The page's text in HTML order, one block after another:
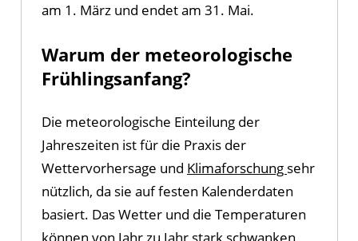
am 1. März und endet am 31. Mai.
Warum der meteorologische
Frühlingsanfang?
Die meteorologische Einteilung der
Jahreszeiten ist für die Praxis der
Wettervorhersage und Klimaforschung sehr
nützlich, da sie auf festen Kalenderdaten
basiert. Das Wetter und die Temperaturen